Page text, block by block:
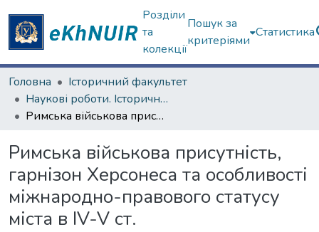
Розділи
та
колекції
Пошук за
критеріями
Статистика
Головна
Історичний факультет
Наукові роботи. Історичний факультет
Римська військова присутність, гарнізон Херсонеса та особливості міжнародно-правового статусу міста в IV-V ст.
Римська військова присутність,
гарнізон Херсонеса та особливості
міжнародно-правового статусу
міста в IV-V ст.